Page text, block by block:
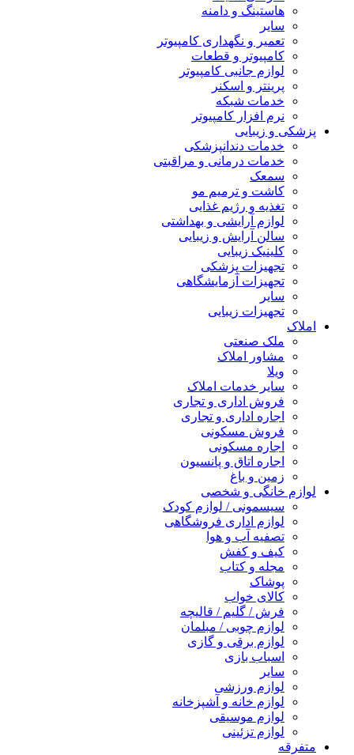
هاستینگ و دامنه
سایر
تعمیر و نگهداری کامپیوتر
کامپیوتر و قطعات
لوازم جانبی کامپیوتر
پرینتر و اسکنر
خدمات شبکه
نرم افزار کامپیوتر
پزشکی و زیبایی
خدمات دندانپزشکی
خدمات درمانی و مراقبتی
سمعک
کاشت و ترمیم مو
تغذیه و رژیم غذایی
لوازم آرایشی و بهداشتی
سالن آرایش و زیبایی
کلینیک زیبایی
تجهیزات پزشکی
تجهیزات آزمایشگاهی
سایر
تجهیزات زیبایی
املاک
ملک صنعتی
مشاور املاک
ویلا
سایر خدمات املاک
فروش اداری و تجاری
اجاره اداری و تجاری
فروش مسکونی
اجاره مسکونی
اجاره اتاق و پانسیون
زمین و باغ
لوازم خانگی و شخصی
سیسمونی / لوازم کودک
لوازم اداری فروشگاهی
تصفیه آب و هوا
کیف و کفش
مجله و کتاب
پوشاک
کالای خواب
فرش / گلیم / قالیچه
لوازم چوبی / مبلمان
لوازم برقی و گازی
اسباب بازی
سایر
لوازم ورزشی
لوازم خانه و آشپزخانه
لوازم موسیقی
لوازم تزئینی
متفرقه